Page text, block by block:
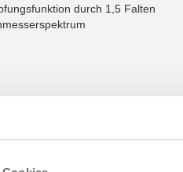
durch 1,5 Falten